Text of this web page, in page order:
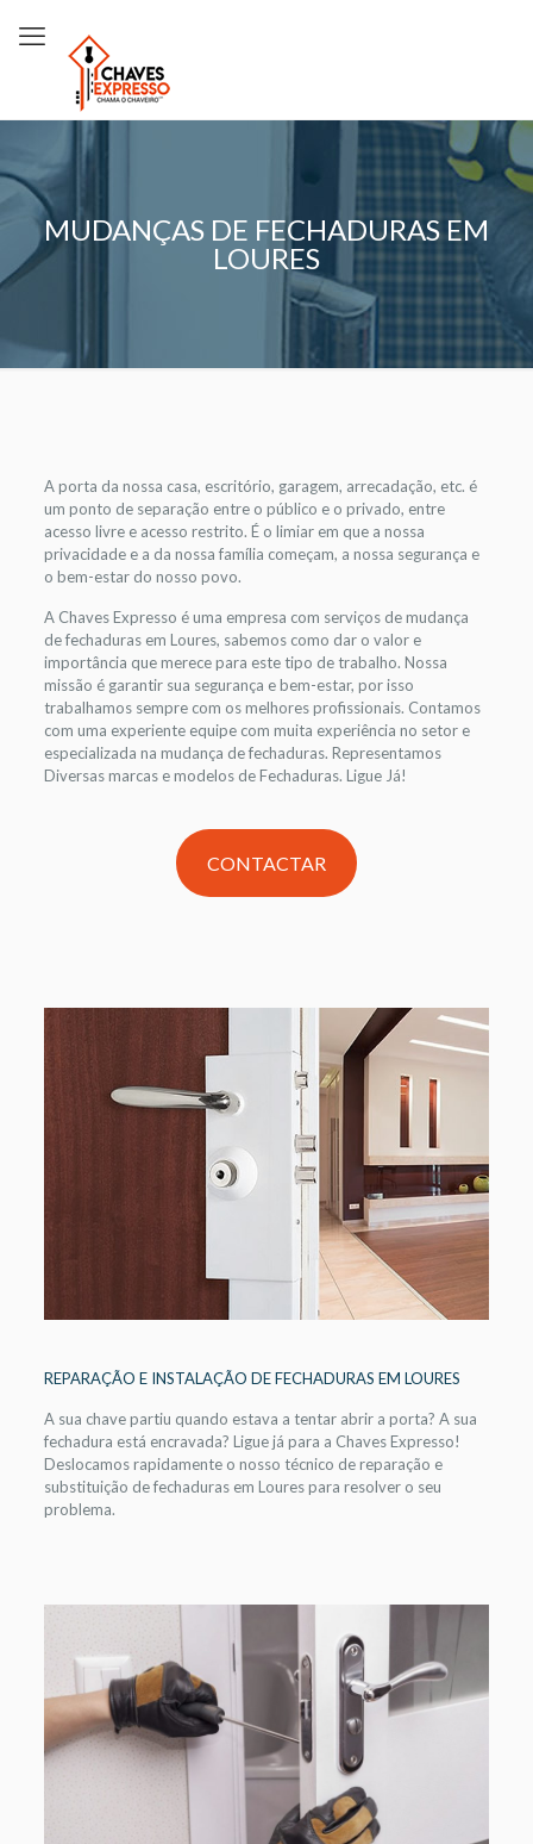
MUDANÇAS DE FECHADURAS EM
LOURES
A porta da nossa casa, escritório, garagem, arrecadação, etc. é
um ponto de separação entre o público e o privado, entre
acesso livre e acesso restrito. É o limiar em que a nossa
privacidade e a da nossa família começam, a nossa segurança e
o bem-estar do nosso povo.
A Chaves Expresso é uma empresa com serviços de mudança
de fechaduras em Loures, sabemos como dar o valor e
importância que merece para este tipo de trabalho. Nossa
missão é garantir sua segurança e bem-estar, por isso
trabalhamos sempre com os melhores profissionais. Contamos
com uma experiente equipe com muita experiência no setor e
especializada na mudança de fechaduras. Representamos
Diversas marcas e modelos de Fechaduras. Ligue Já!
CONTACTAR
REPARAÇÃO E INSTALAÇÃO DE FECHADURAS EM LOURES
A sua chave partiu quando estava a tentar abrir a porta? A sua
fechadura está encravada? Ligue já para a Chaves Expresso!
Deslocamos rapidamente o nosso técnico de reparação e
substituição de fechaduras em Loures para resolver o seu
problema.